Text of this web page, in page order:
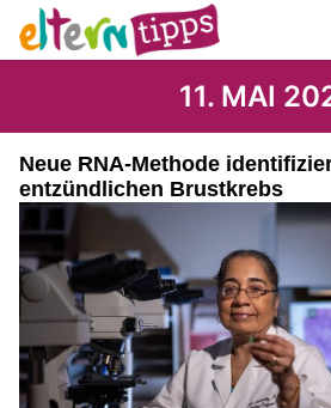
11. MAI
Neue RNA-Methode
entzündlichen Brustkrebs